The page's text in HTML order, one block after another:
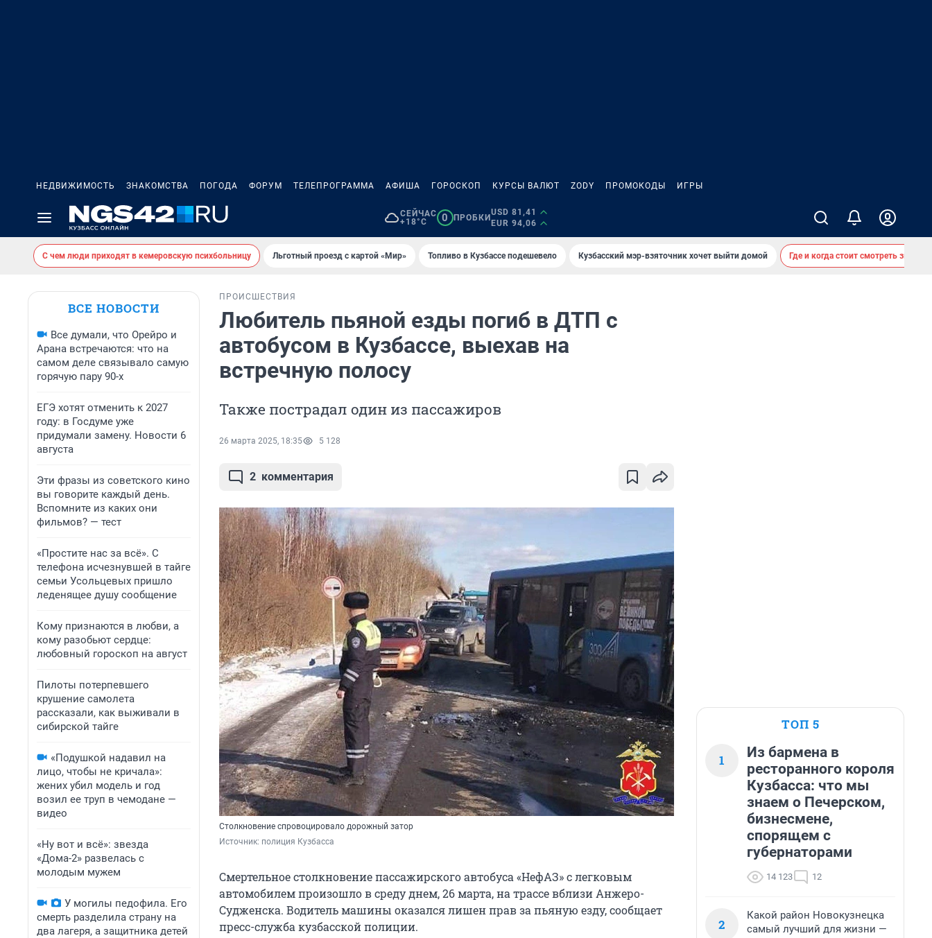
НЕДВИЖИМОСТЬ ЗНАКОМСТВА ПОГОДА ФОРУМ ТЕЛЕПРОГРАММА АФИША ГОРОСКОП КУРСЫ ВАЛЮТ ZODY ПРОМОКОДЫ ИГРЫ
СЕЙЧАС
+18°C
0 ПРОБКИ
USD 81,41
EUR 94,06
С чем люди приходят в кемеровскую психбольницу Льготный проезд с картой «Мир» Топливо в Кузбассе подешевело Кузбасский мэр-взяточник хочет выйти домой Где и когда стоит смотреть
ВСЕ НОВОСТИ
Все думали, что Орейро и
Арана встречаются: что на
самом деле связывало самую
горячую пару 90-х
ЕГЭ хотят отменить к 2027
году: в Госдуме уже
придумали замену. Новости 6
августа
Эти фразы из советского кино
вы говорите каждый день.
Вспомните из каких они
фильмов? — тест
«Простите нас за всё». С
телефона исчезнувшей в тайге
семьи Усольцевых пришло
леденящее душу сообщение
Кому признаются в любви, а
кому разобьют сердце:
любовный гороскоп на август
Пилоты потерпевшего
крушение самолета
рассказали, как выживали в
сибирской тайге
«Подушкой надавил на
лицо, чтобы не кричала»:
жених убил модель и год
возил ее труп в чемодане —
видео
«Ну вот и всё»: звезда
«Дома-2» развелась с
молодым мужем
У могилы педофила. Его
смерть разделила страну на
два лагеря, а защитника детей
ПРОИСШЕСТВИЯ
Любитель пьяной езды погиб в ДТП с
автобусом в Кузбассе, выехав на
встречную полосу
Также пострадал один из пассажиров
26 марта 2025, 18:35 5 128
2 комментария
Столкновение спровоцировало дорожный затор
Источник: полиция Кузбасса
Смертельное столкновение пассажирского автобуса «НефАЗ» с легковым
автомобилем произошло в среду днем, 26 марта, на трассе вблизи Анжеро-
Судженска. Водитель машины оказался лишен прав за пьяную езду, сообщает
пресс-служба кузбасской полиции.
ТОП 5
1
Из бармена в
ресторанного короля
Кузбасса: что мы
знаем о Печерском,
бизнесмене,
спорящем с
губернаторами
14 123 12
2
Какой район Новокузнецка
самый лучший для жизни —